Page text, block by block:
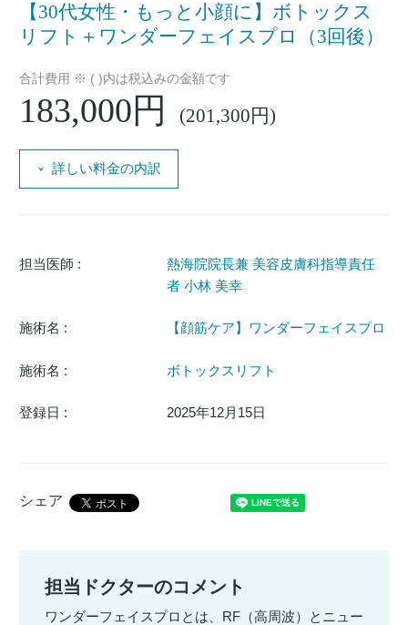
【30代女性・もっと小顔に】ボトックス
リフト＋ワンダーフェイスプロ（3回後）
合計費用 ※ ( )内は税込みの金額です
183,000円 (201,300円)
詳しい料金の内訳
担当医師 :
熱海院院長兼 美容皮膚科指導責任
者 小林 美幸
施術名 : 【顔筋ケア】ワンダーフェイスプロ
施術名 : ボトックスリフト
登録日 : 2025年12月15日
シェア
担当ドクターのコメント
ワンダーフェイスプロとは、RF（高周波）とニュー